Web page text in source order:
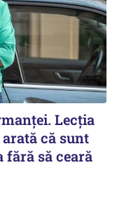
Lecția
că sunt
fără să ceară